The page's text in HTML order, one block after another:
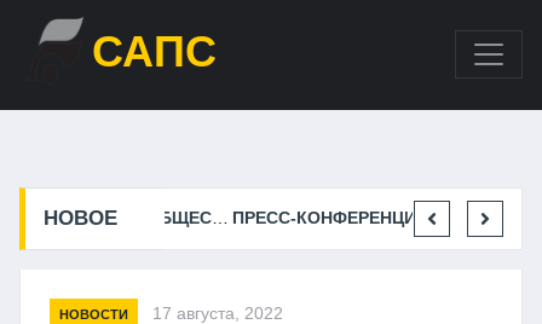
САПС
НОВОЕ ВСТРЕЧА ЧЛЕНОВ ОБЩЕСТВЕННОГО СОВЕТА МИНИСТЕРСТВА ТРАНСПОРТА И ДОРОЖНОГ... ПРЕСС-КОНФЕРЕНЦИЯ, ПОСВЯЩЕННАЯ ОБНОВЛЕНИЮ ТРАНСПОРТНОГО ПАРКА И РАЗВИТ...
НОВОСТИ 17 августа, 2022